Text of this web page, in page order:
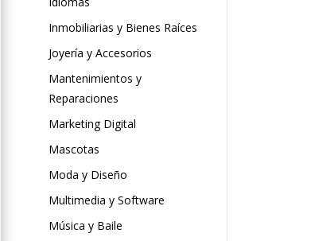
Inmobiliarias y Bienes Raíces
Joyería y Accesorios
Mantenimientos y
Reparaciones
Marketing Digital
Mascotas
Moda y Diseño
Multimedia y Software
Música y Baile